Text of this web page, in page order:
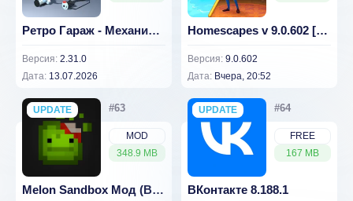
Ретро Гараж - Механик Авто (ВЗЛОМ, много денег)
Версия: 2.31.0
Дата: 13.07.2026
Homescapes v 9.0.602 [ВЗЛОМ: много звёзд]
Версия: 9.0.602
Дата: Вчера, 20:52
MOD
348.9 MB
UPDATE
NEW
Melon Sandbox Мод (Все разблокировано) 37.0
FREE
167 MB
UPDATE
NEW
ВКонтакте 8.188.1